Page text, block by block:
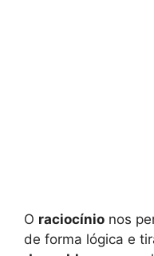
O raciocínio nos
de forma lógica e